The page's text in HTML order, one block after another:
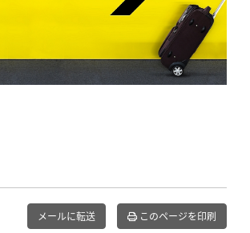
メールに転送 このページを印刷